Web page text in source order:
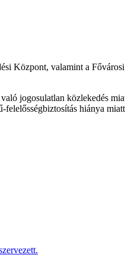
Központ, valamint a
jogosulatlan közlekedés
hiánya